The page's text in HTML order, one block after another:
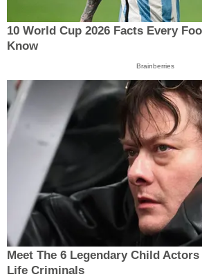
10 World Cup 2026 Facts Every
Know
Brainberries
Meet The 6 Legendary Child
Life Criminals